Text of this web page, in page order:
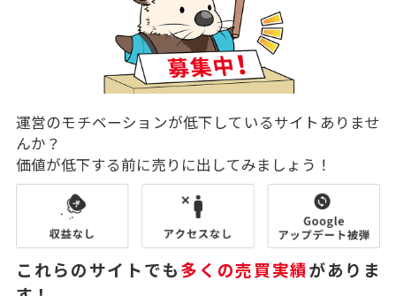
運営のモチベーションが低下しているサイトありませ
んか？
価値が低下する前に売りに出してみましょう！
これらのサイトでも多くの売買実績がありま